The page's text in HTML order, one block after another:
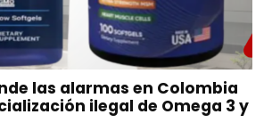
las alarmas en Colombia
ilegal de Omega 3 y